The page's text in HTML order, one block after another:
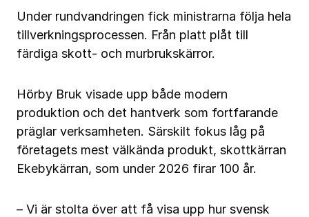
Under rundvandringen fick ministrarna följa hela
tillverkningsprocessen. Från platt plåt till
färdiga skott- och murbrukskärror.
Hörby Bruk visade upp både modern
produktion och det hantverk som fortfarande
präglar verksamheten. Särskilt fokus låg på
företagets mest välkända produkt, skottkärran
Ekebykärran, som under 2026 firar 100 år.
– Vi är stolta över att få visa upp hur svensk